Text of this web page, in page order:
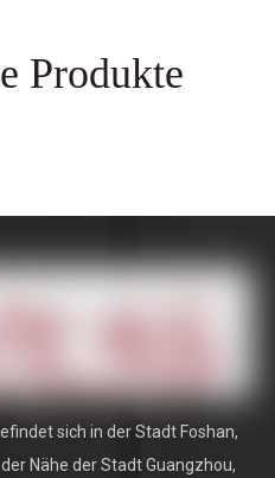
Produkte
sich in der Stadt Foshan,
Nähe der Stadt Guangzhou,